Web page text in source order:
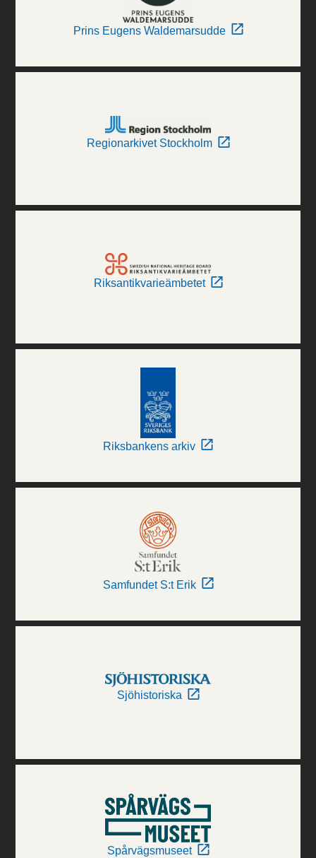
Prins Eugens Waldemarsudde
Regionarkivet Stockholm
Riksantikvarieämbetet
Riksbankens arkiv
Samfundet S:t Erik
Sjöhistoriska
Spårvägsmuseet